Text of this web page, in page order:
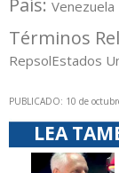
País: Venezuela
Términos
RepsolEstados
PUBLICADO: 10 de
LEA